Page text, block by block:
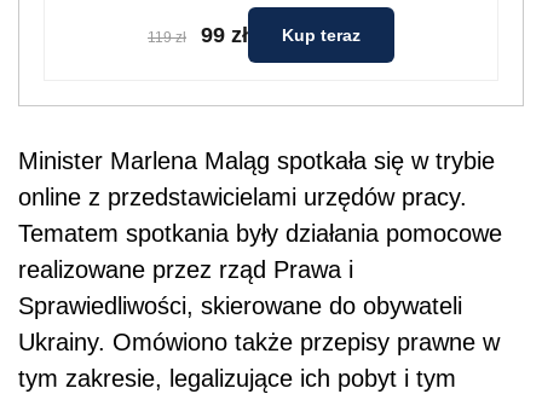
119 zł 99 zł Kup teraz
Minister Marlena Maląg spotkała się w trybie
online z przedstawicielami urzędów pracy.
Tematem spotkania były działania pomocowe
realizowane przez rząd Prawa i
Sprawiedliwości, skierowane do obywateli
Ukrainy. Omówiono także przepisy prawne w
tym zakresie, legalizujące ich pobyt i tym